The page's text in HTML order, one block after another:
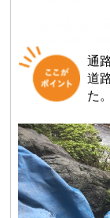
通
道
た。